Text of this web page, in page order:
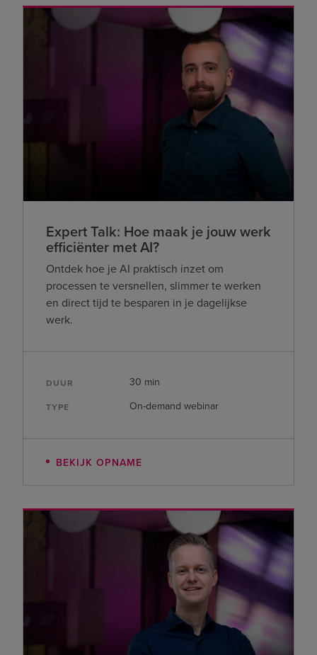
Expert Talk: Hoe maak je jouw werk
efficiënter met AI?
Ontdek hoe je AI praktisch inzet om
processen te versnellen, slimmer te werken
en direct tijd te besparen in je dagelijkse
werk.
DUUR 30 min
TYPE On-demand webinar
BEKIJK OPNAME